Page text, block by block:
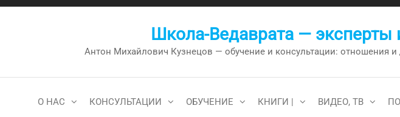
Перейти
Школа-Ведаврата — эксперты
Антон Михайлович Кузнецов — обучение и консультации: отношения
О НАС КОНСУЛЬТАЦИИ ОБУЧЕНИЕ КНИГИ | ВИДЕО, ТВ